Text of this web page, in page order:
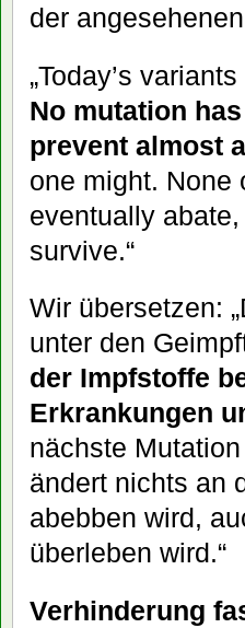
der
„Today’s
No mutation
prevent almost
one might. None
eventually
survive.“
Wir übersetzen:
unter den
der Impfstoffe
Erkrankungen
nächste
ändert nichts an
abebben wird,
überleben wird.“
Verhinderung